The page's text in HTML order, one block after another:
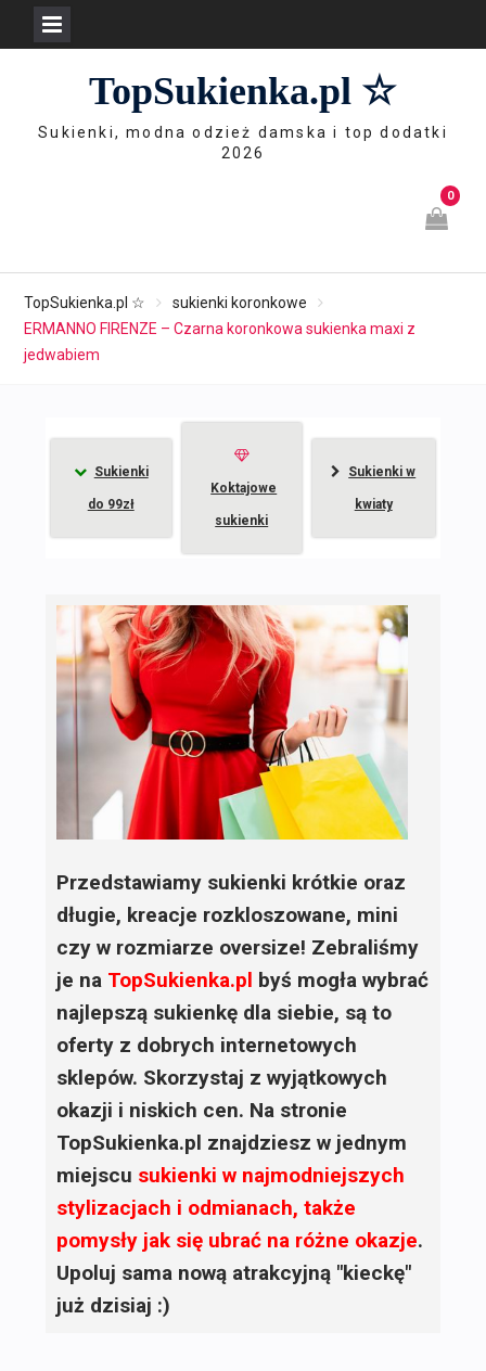
TopSukienka.pl ☆
Sukienki, modna odzież damska i top dodatki
2026
0
TopSukienka.pl ☆
sukienki koronkowe
ERMANNO FIRENZE – Czarna koronkowa sukienka maxi z
jedwabiem
Sukienki
do 99zł
Koktajowe
sukienki
Sukienki w
kwiaty
Przedstawiamy sukienki krótkie oraz
długie, kreacje rozkloszowane, mini
czy w rozmiarze oversize! Zebraliśmy
je na TopSukienka.pl byś mogła wybrać
najlepszą sukienkę dla siebie, są to
oferty z dobrych internetowych
sklepów. Skorzystaj z wyjątkowych
okazji i niskich cen. Na stronie
TopSukienka.pl znajdziesz w jednym
miejscu sukienki w najmodniejszych
stylizacjach i odmianach, także
pomysły jak się ubrać na różne okazje.
Upoluj sama nową atrakcyjną "kieckę"
już dzisiaj :)